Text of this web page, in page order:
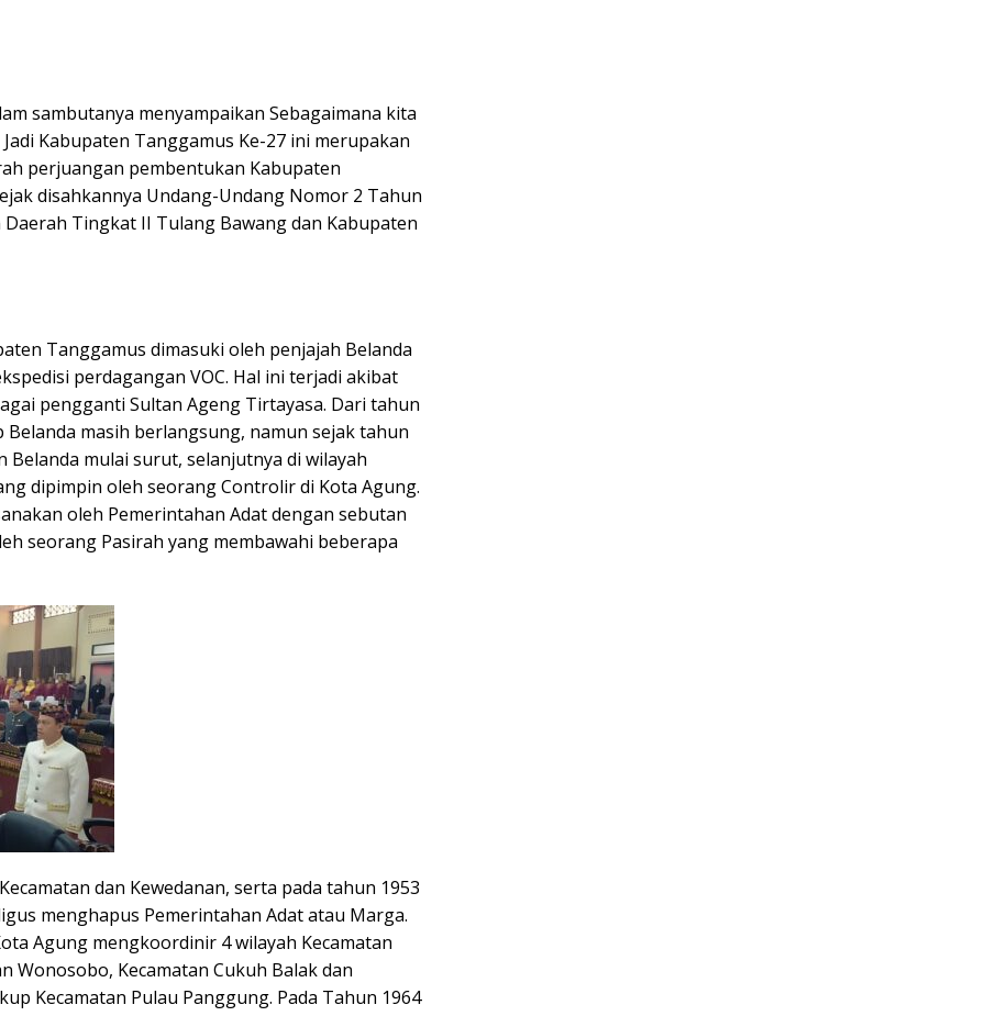
sambutanya menyampaikan Sebagaimana kita
Kabupaten Tanggamus Ke-27 ini merupakan
perjuangan pembentukan Kabupaten
disahkannya Undang-Undang Nomor 2 Tahun
Tingkat II Tulang Bawang dan Kabupaten
Tanggamus dimasuki oleh penjajah Belanda
perdagangan VOC. Hal ini terjadi akibat
pengganti Sultan Ageng Tirtayasa. Dari tahun
Belanda masih berlangsung, namun sejak tahun
mulai surut, selanjutnya di wilayah
dipimpin oleh seorang Controlir di Kota Agung.
oleh Pemerintahan Adat dengan sebutan
seorang Pasirah yang membawahi beberapa
dan Kewedanan, serta pada tahun 1953
menghapus Pemerintahan Adat atau Marga.
Agung mengkoordinir 4 wilayah Kecamatan
Wonosobo, Kecamatan Cukuh Balak dan
Kecamatan Pulau Panggung. Pada Tahun 1964